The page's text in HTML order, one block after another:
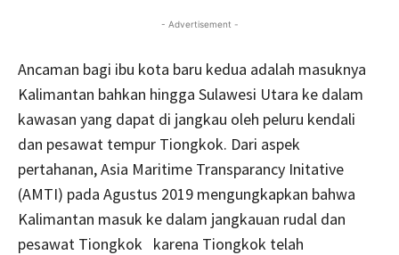
- Advertisement -
Ancaman bagi ibu kota baru kedua adalah masuknya
Kalimantan bahkan hingga Sulawesi Utara ke dalam
kawasan yang dapat di jangkau oleh peluru kendali
dan pesawat tempur Tiongkok. Dari aspek
pertahanan, Asia Maritime Transparancy Initative
(AMTI) pada Agustus 2019 mengungkapkan bahwa
Kalimantan masuk ke dalam jangkauan rudal dan
pesawat Tiongkok karena Tiongkok telah